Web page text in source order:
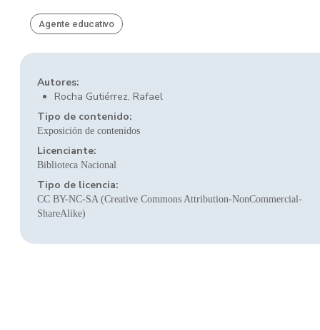
Agente educativo
Autores:
Rocha Gutiérrez, Rafael
Tipo de contenido:
Exposición de contenidos
Licenciante:
Biblioteca Nacional
Tipo de licencia:
CC BY-NC-SA (Creative Commons Attribution-NonCommercial-
ShareAlike)